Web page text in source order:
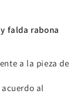
falda rabona
a la pieza de
al